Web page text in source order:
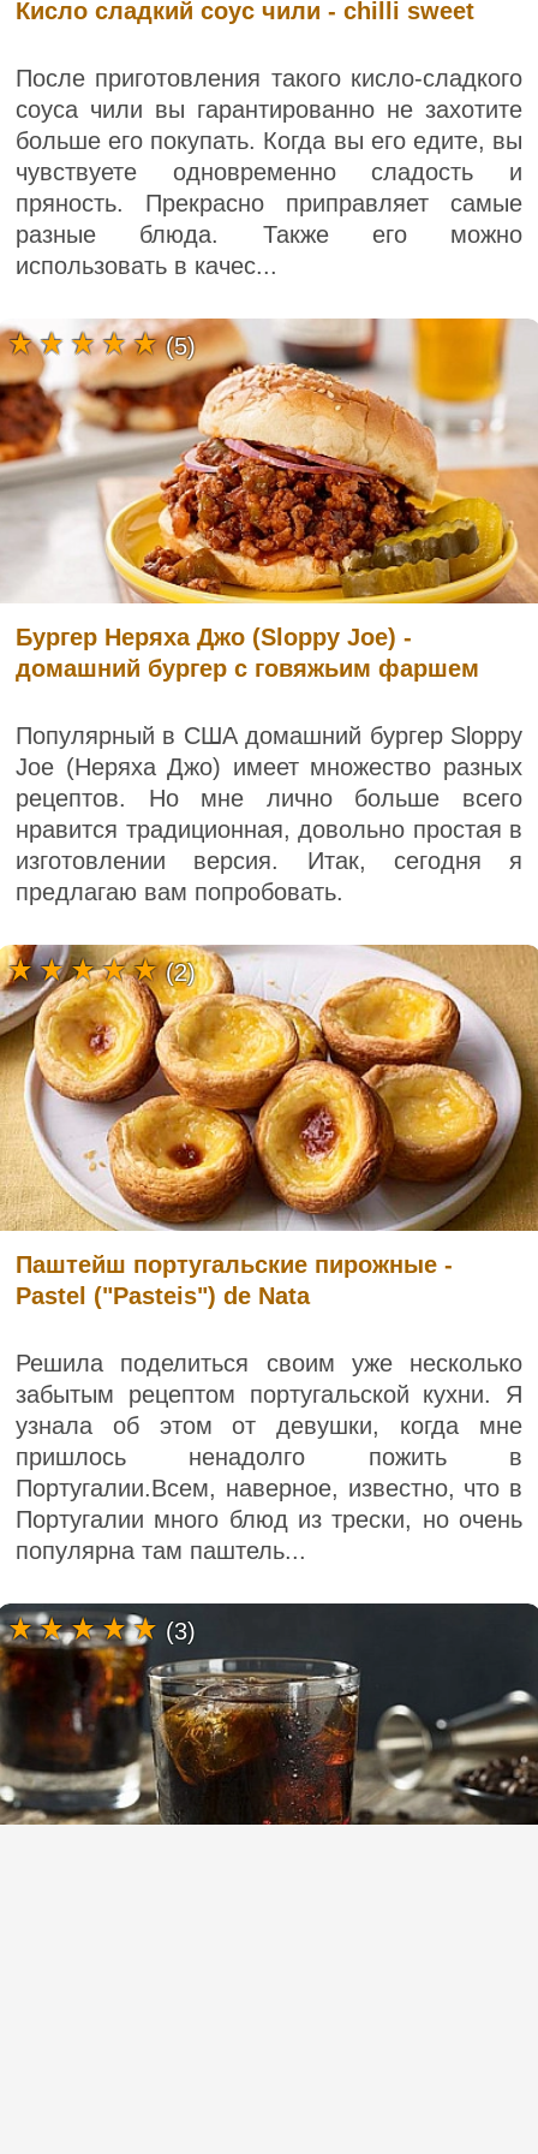
Кисло сладкий соус чили - chilli sweet
После приготовления такого кисло-сладкого
соуса чили вы гарантированно не захотите
больше его покупать. Когда вы его едите, вы
чувствуете одновременно сладость и
пряность. Прекрасно приправляет самые
разные блюда. Также его можно
использовать в качес...
Бургер Неряха Джо (Sloppy Joe) -
домашний бургер с говяжьим фаршем
Популярный в США домашний бургер Sloppy
Joe (Неряха Джо) имеет множество разных
рецептов. Но мне лично больше всего
нравится традиционная, довольно простая в
изготовлении версия. Итак, сегодня я
предлагаю вам попробовать.
(5)
Паштейш португальские пирожные -
Pastel ("Pasteis") de Nata
Решила поделиться своим уже несколько
забытым рецептом португальской кухни. Я
узнала об этом от девушки, когда мне
пришлось ненадолго пожить в
Португалии.Всем, наверное, известно, что в
Португалии много блюд из трески, но очень
популярна там паштель...
(2)
(3)